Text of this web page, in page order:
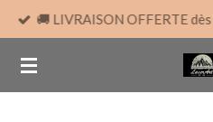
Passer
contenu
principal
🚚 LIVRAISON OFFERTE